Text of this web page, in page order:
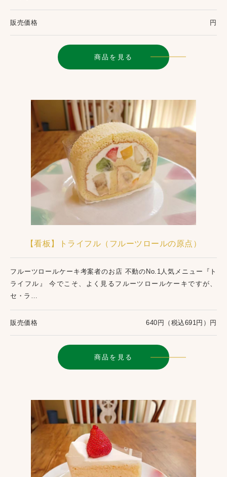
販売価格 円
商品を見る
【看板】トライフル（フルーツロールの原点）
フルーツロールケーキ考案者のお店 不動のNo.1人気メニュー『ト
ライフル』 今でこそ、よく見るフルーツロールケーキですが、
セ・ラ…
販売価格 640円（税込691円）円
商品を見る